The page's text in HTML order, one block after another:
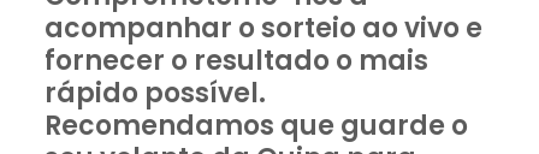
acompanhar o sorteio ao vivo e
fornecer o resultado o mais
rápido possível.
Recomendamos que guarde o